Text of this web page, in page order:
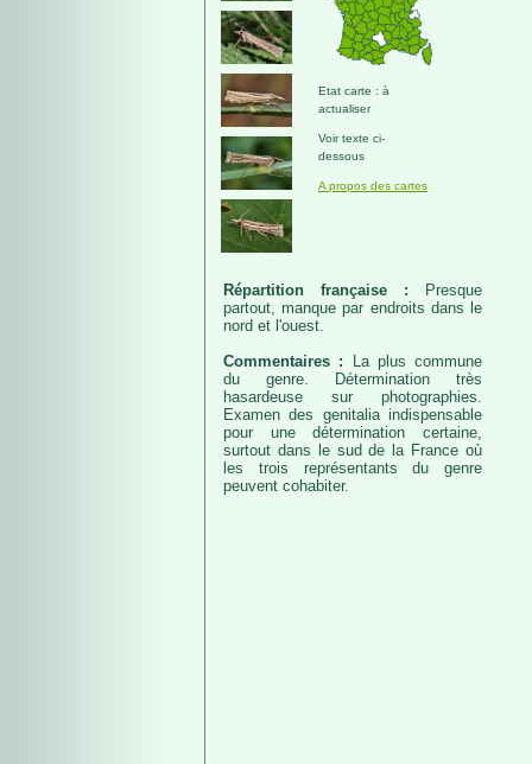
Etat carte : à
actualiser
Voir texte ci-
dessous
A propos des cartes
Répartition française :
Presque
partout, manque par endroits dans le
nord et l'ouest.
Commentaires :
La plus commune
du genre. Détermination très
hasardeuse sur photographies.
Examen des genitalia indispensable
pour une détermination certaine,
surtout dans le sud de la France où
les trois représentants du genre
peuvent cohabiter.